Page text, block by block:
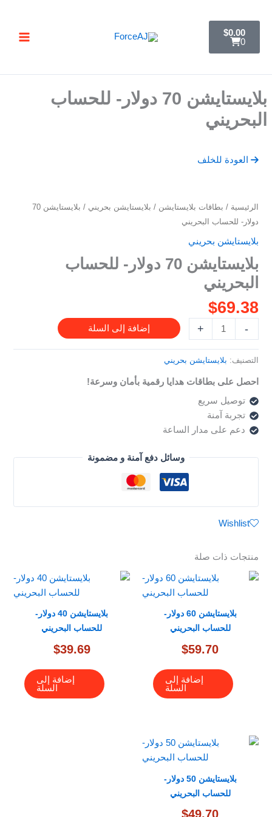
إلى
المحتوى
$0.00
0
a
r
t
بلايستايشن 70 دولار- للحساب
البحريني
العودة للخلف
الرئيسية / بطاقات بلايستايشن / بلايستايشن بحريني
/ بلايستايشن 70
دولار- للحساب البحريني
بلايستايشن بحريني
بلايستايشن 70 دولار- للحساب
البحريني
$69.38
-
كمية
بلايستايشن
70
للحساب
البحريني
+ إضافة إلى السلة
التصنيف: بلايستايشن بحريني
احصل على بطاقات هدايا رقمية بأمان وسرعة!
توصيل سريع
تجربة آمنة
دعم على مدار الساعة
وسائل دفع آمنة و مضمونة
Wishlist
منتجات ذات صلة
بلايستايشن 60 دولار-
للحساب البحريني
$59.70
إضافة إلى
السلة
بلايستايشن 40 دولار-
للحساب البحريني
$39.69
إضافة إلى
السلة
بلايستايشن 50 دولار-
للحساب البحريني
$49.70
جرب ForceAJ الآن 🚀